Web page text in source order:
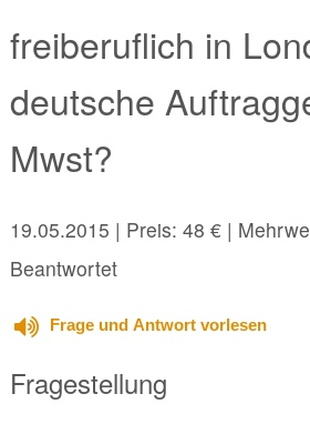
freiberuflich in
deutsche
Mwst?
19.05.2015 | Preis: 48 € |
Beantwortet
Frage und Antwort vorlesen
Fragestellung